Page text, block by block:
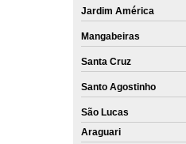
Jardim América
Mangabeiras
Santa Cruz
Santo Agostinho
São Lucas
Araguari